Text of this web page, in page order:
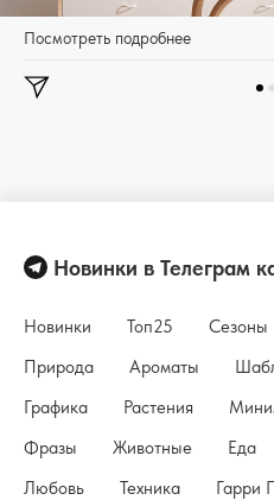
Посмотреть подробнее
Новинки в Телеграм
Новинки Топ25 Сезоны
Природа
Ароматы
Графика
Растения
Фразы
Животные Еда
Любовь
Техника Гарри